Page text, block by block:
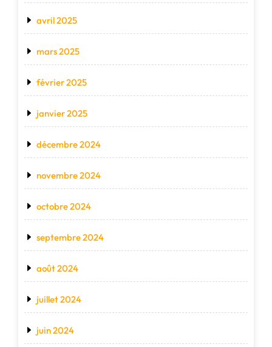
avril 2025
mars 2025
février 2025
janvier 2025
décembre 2024
novembre 2024
octobre 2024
septembre 2024
août 2024
juillet 2024
juin 2024